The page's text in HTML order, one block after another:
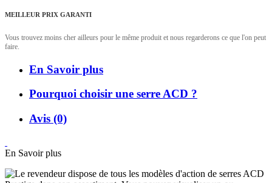
MEILLEUR PRIX GARANTI
Vous trouvez moins cher ailleurs pour le même produit et nous regarderons ce que l'on peut
faire.
En Savoir plus
Pourquoi choisir une serre ACD ?
Avis (0)
En Savoir plus